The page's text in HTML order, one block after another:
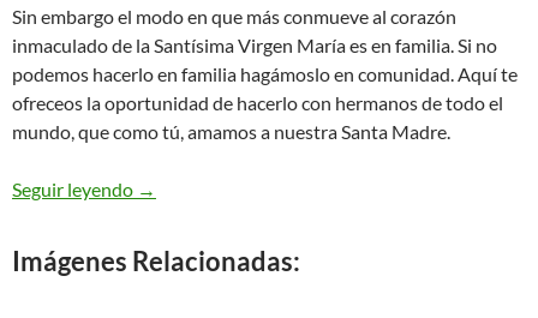
Sin embargo el modo en que más conmueve al corazón
inmaculado de la Santísima Virgen María es en familia. Si no
podemos hacerlo en familia hagámoslo en comunidad. Aquí te
ofreceos la oportunidad de hacerlo con hermanos de todo el
mundo, que como tú, amamos a nuestra Santa Madre.
Seguir leyendo Rezo diario del Santo Rosario
→
Imágenes Relacionadas: